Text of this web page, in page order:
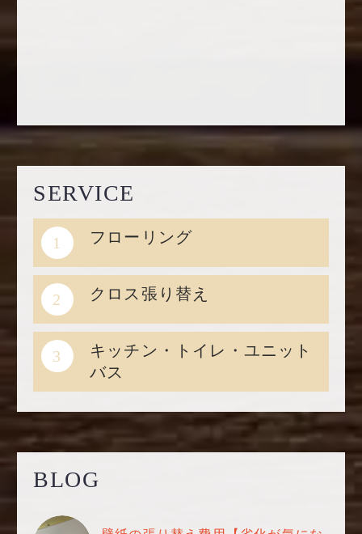
SERVICE
1 フローリング
2 クロス張り替え
3
キッチン・トイレ・ユニット
バス
BLOG